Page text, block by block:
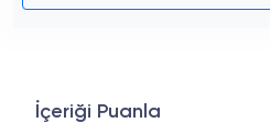
İçeriği Puanla